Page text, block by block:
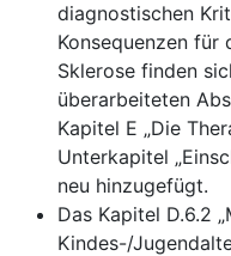
diagnostischen
Konsequenzen für
Sklerose finden
überarbeiteten
Kapitel E „Die
Unterkapitel
neu hinzugefügt.
Das Kapitel D.6.2
Kindes-/